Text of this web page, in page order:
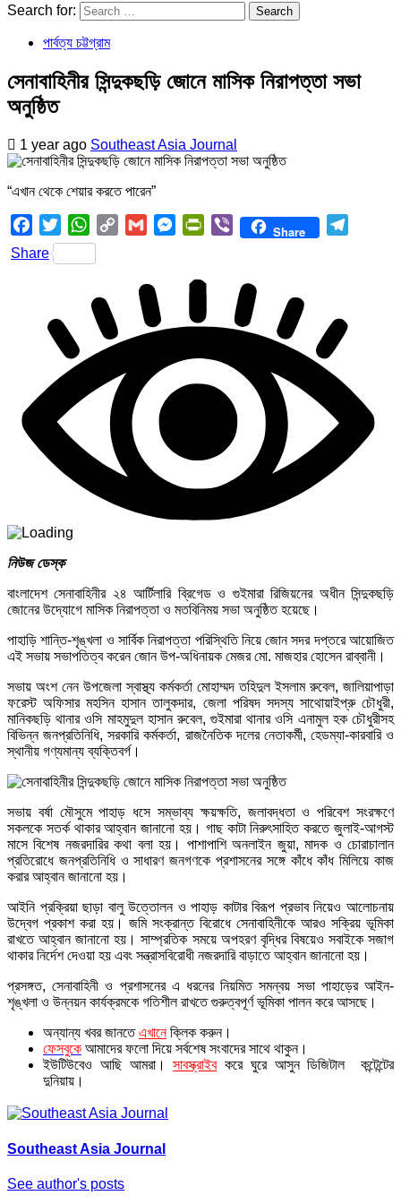
Search for:
পার্বত্য চট্টগ্রাম
সেনাবাহিনীর সিন্দুকছড়ি জোনে মাসিক নিরাপত্তা সভা
অনুষ্ঠিত
1 year ago Southeast Asia Journal
“এখান থেকে শেয়ার করতে পারেন”
Facebook
TwitterWhatsApp
Copy
Gmail MessengerPrintFriendly
Viber Share
Share
নিউজ ডেস্ক
বাংলাদেশ সেনাবাহিনীর ২৪ আর্টিলারি ব্রিগেড ও গুইমারা রিজিয়নের অধীন সিন্দুকছড়ি
জোনের উদ্যোগে মাসিক নিরাপত্তা ও মতবিনিময় সভা অনুষ্ঠিত হয়েছে।
পাহাড়ি শান্তি-শৃঙ্খলা ও সার্বিক নিরাপত্তা পরিস্থিতি নিয়ে জোন সদর দপ্তরে আয়োজিত
এই সভায় সভাপতিত্ব করেন জোন উপ-অধিনায়ক মেজর মো. মাজহার হোসেন রাব্বানী।
সভায় অংশ নেন উপজেলা স্বাস্থ্য কর্মকর্তা মোহাম্মদ তহিদুল ইসলাম রুবেল, জালিয়াপাড়া
ফরেস্ট অফিসার মহসিন হাসান তালুকদার, জেলা পরিষদ সদস্য সাথোয়াইপ্রু চৌধুরী,
মানিকছড়ি থানার ওসি মাহমুদুল হাসান রুবেল, গুইমারা থানার ওসি এনামুল হক চৌধুরীসহ
বিভিন্ন জনপ্রতিনিধি, সরকারি কর্মকর্তা, রাজনৈতিক দলের নেতাকর্মী, হেডম্যা-কারবারি ও
স্থানীয় গণ্যমান্য ব্যক্তিবর্গ।
সভায় বর্ষা মৌসুমে পাহাড় ধসে সম্ভাব্য ক্ষয়ক্ষতি, জলাবদ্ধতা ও পরিবেশ সংরক্ষণে
সকলকে সতর্ক থাকার আহ্বান জানানো হয়। গাছ কাটা নিরুৎসাহিত করতে জুলাই-আগস্ট
মাসে বিশেষ নজরদারির কথা বলা হয়। পাশাপাশি অনলাইন জুয়া, মাদক ও চোরাচালান
প্রতিরোধে জনপ্রতিনিধি ও সাধারণ জনগণকে প্রশাসনের সঙ্গে কাঁধে কাঁধ মিলিয়ে কাজ
করার আহ্বান জানানো হয়।
আইনি প্রক্রিয়া ছাড়া বালু উত্তোলন ও পাহাড় কাটার বিরূপ প্রভাব নিয়েও আলোচনায়
উদ্বেগ প্রকাশ করা হয়। জমি সংক্রান্ত বিরোধে সেনাবাহিনীকে আরও সক্রিয় ভূমিকা
রাখতে আহ্বান জানানো হয়। সাম্প্রতিক সময়ে অপহরণ বৃদ্ধির বিষয়েও সবাইকে সজাগ
থাকার নির্দেশ দেওয়া হয় এবং সন্ত্রাসবিরোধী নজরদারি বাড়াতে আহ্বান জানানো হয়।
প্রসঙ্গত, সেনাবাহিনী ও প্রশাসনের এ ধরনের নিয়মিত সমন্বয় সভা পাহাড়ের আইন-
শৃঙ্খলা ও উন্নয়ন কার্যক্রমকে গতিশীল রাখতে গুরুত্বপূর্ণ ভূমিকা পালন করে আসছে।
অন্যান্য খবর জানতে এখানে ক্লিক করুন।
ফেসবুকে আমাদের ফলো দিয়ে সর্বশেষ সংবাদের সাথে থাকুন।
ইউটিউবেও আছি আমরা।
সাবস্ক্রাইব করে ঘুরে আসুন ডিজিটাল কন্টেন্টের
দুনিয়ায়।
Southeast Asia Journal
See author's posts